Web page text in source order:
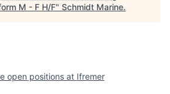
M - F H/F" Schmidt Marine.
open positions at Ifremer